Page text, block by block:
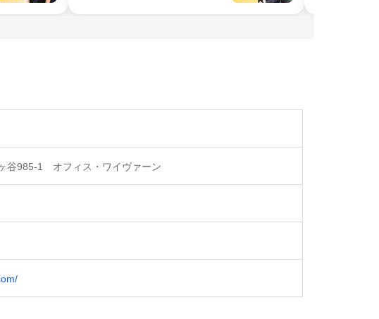
谷985-1 オフィス・ワイヴァーン